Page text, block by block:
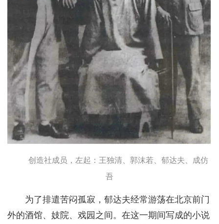
创造社成员，左起：王独清、郭沫若、郁达夫、成仿
吾
为了排遣苦闷孤寂，郁达夫经常游荡在北京前门
外的酒馆、妓院、戏园之间。在这一期间写成的小说